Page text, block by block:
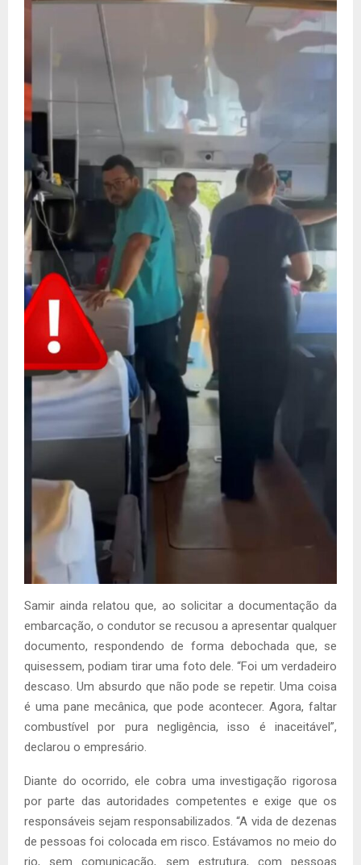
Samir ainda relatou que, ao solicitar a documentação da
embarcação, o condutor se recusou a apresentar qualquer
documento, respondendo de forma debochada que, se
quisessem, podiam tirar uma foto dele. “Foi um verdadeiro
descaso. Um absurdo que não pode se repetir. Uma coisa
é uma pane mecânica, que pode acontecer. Agora, faltar
combustível por pura negligência, isso é inaceitável”,
declarou o empresário.
Diante do ocorrido, ele cobra uma investigação rigorosa
por parte das autoridades competentes e exige que os
responsáveis sejam responsabilizados. “A vida de dezenas
de pessoas foi colocada em risco. Estávamos no meio do
rio, sem comunicação, sem estrutura, com pessoas